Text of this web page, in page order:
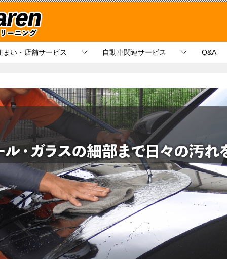
まい・店舗サービス 自動車関連サービス Q&A